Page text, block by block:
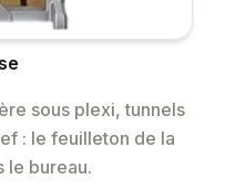
sous plexi, tunnels
: le feuilleton de la
le bureau.